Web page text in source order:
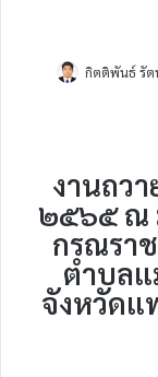
กิตติพันธ์ รัต
งานถว
๒๕๖๕ ณ
กรณรา
ตำบลแ
จังหวัดแ